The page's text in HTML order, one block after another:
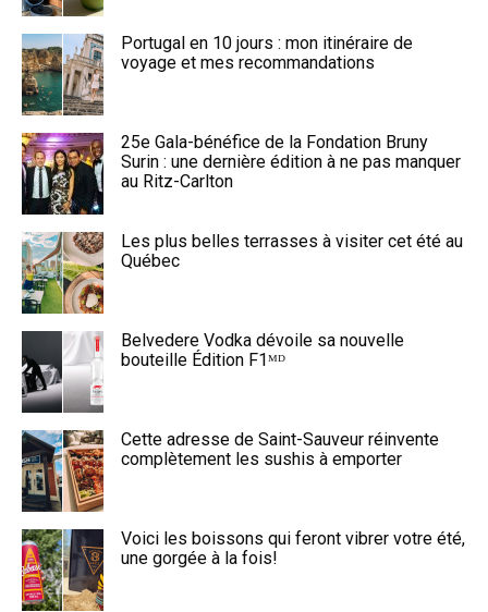
Portugal en 10 jours : mon itinéraire de
voyage et mes recommandations
25e Gala-bénéfice de la Fondation Bruny
Surin : une dernière édition à ne pas manquer
au Ritz-Carlton
Les plus belles terrasses à visiter cet été au
Québec
Belvedere Vodka dévoile sa nouvelle
bouteille Édition F1ᴹᴰ
Cette adresse de Saint-Sauveur réinvente
complètement les sushis à emporter
Voici les boissons qui feront vibrer votre été,
une gorgée à la fois!